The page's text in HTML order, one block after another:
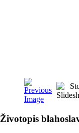
Životopis